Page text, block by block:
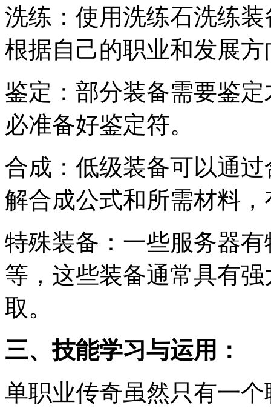
洗练：使用洗练石洗练
根据自己的职业和发展
鉴定：部分装备需要鉴
必准备好鉴定符。
合成：低级装备可以通
解合成公式和所需材料
特殊装备：一些服务器
等，这些装备通常具有
取。
三、技能学习与运用：
单职业传奇虽然只有一